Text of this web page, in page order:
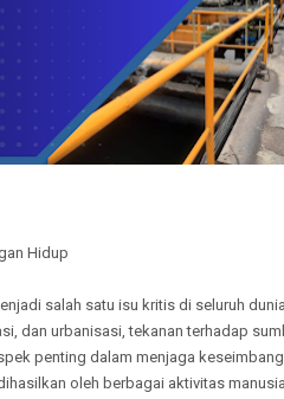
Hidup
salah satu isu kritis di seluruh
dan urbanisasi, tekanan terhadap
penting dalam menjaga
oleh berbagai aktivitas